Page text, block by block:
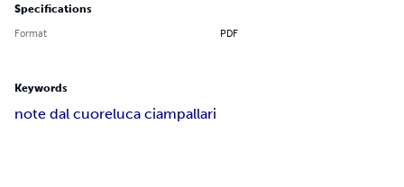
Specifications
Format PDF
Keywords
note dal cuoreluca ciampallari